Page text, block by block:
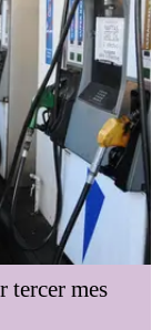
tercer mes